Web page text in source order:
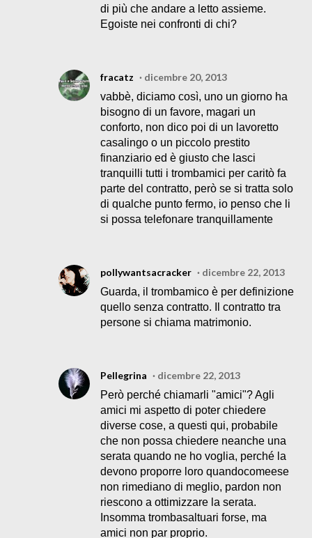
di più che andare a letto assieme.
Egoiste nei confronti di chi?
fracatz
dicembre 20, 2013
vabbè, diciamo così, uno un giorno ha
bisogno di un favore, magari un
conforto, non dico poi di un lavoretto
casalingo o un piccolo prestito
finanziario ed è giusto che lasci
tranquilli tutti i trombamici per caritò fa
parte del contratto, però se si tratta solo
di qualche punto fermo, io penso che li
si possa telefonare tranquillamente
pollywantsacracker
dicembre 22, 2013
Guarda, il trombamico è per definizione
quello senza contratto. Il contratto tra
persone si chiama matrimonio.
Pellegrina
dicembre 22, 2013
Però perché chiamarli "amici"? Agli
amici mi aspetto di poter chiedere
diverse cose, a questi qui, probabile
che non possa chiedere neanche una
serata quando ne ho voglia, perché la
devono proporre loro quandocomeese
non rimediano di meglio, pardon non
riescono a ottimizzare la serata.
Insomma trombasaltuari forse, ma
amici non par proprio.